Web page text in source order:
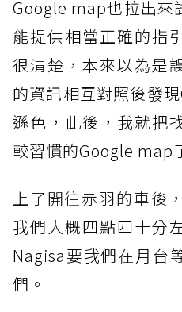
Google map也拉出來
能提供相當正確的指
很清楚，本來以為是
的資訊相互對照後發
遜色，此後，我就把
較習慣的Google map
上了開往赤羽的車後
我們大概四點四十分
Nagisa要我們在月台
們。